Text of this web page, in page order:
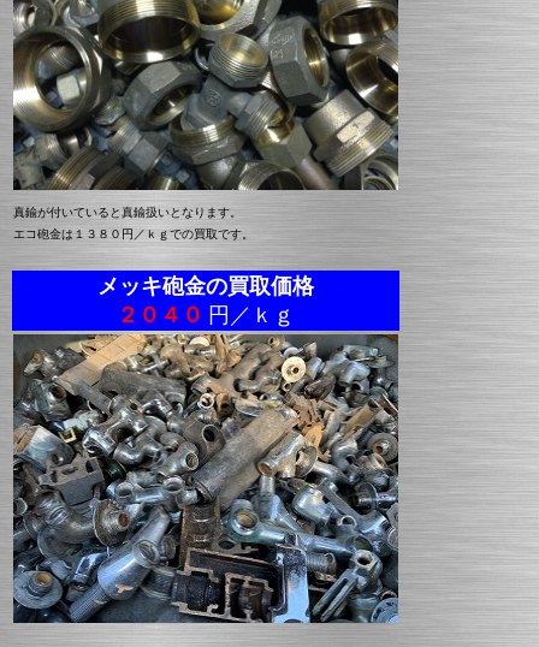
真鍮が付いていると真鍮扱いとなります。
エコ砲金は １３８０円／ｋｇでの買取です。
メッキ砲金の買取価格
２０４０ 円／ｋｇ